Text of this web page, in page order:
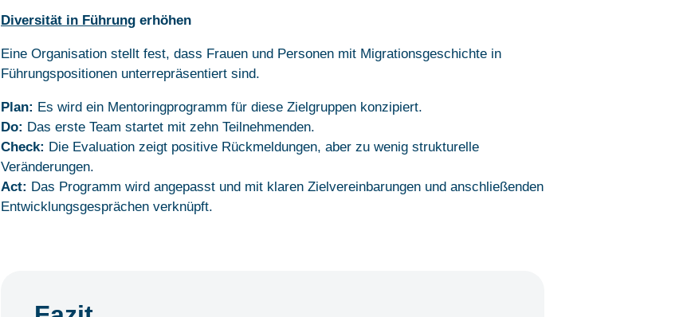
Diversität in Führungerhöhen
Eine Organisation stellt fest, dass Frauen und Personen mit Migrationsgeschichte in
Führungspositionen unterrepräsentiert sind.
Plan: Es wird ein Mentoringprogramm für diese Zielgruppen konzipiert.
Do: Das erste Team startet mit zehn Teilnehmenden.
Check: Die Evaluation zeigt positive Rückmeldungen, aber zu wenig strukturelle
Veränderungen.
Act: Das Programm wird angepasst und mit klaren Zielvereinbarungen und anschließenden
Entwicklungsgesprächen verknüpft.